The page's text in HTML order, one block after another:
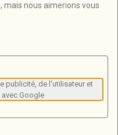
38
contact
nous aimerions vous
publicité, de l'utilisateur et
Google